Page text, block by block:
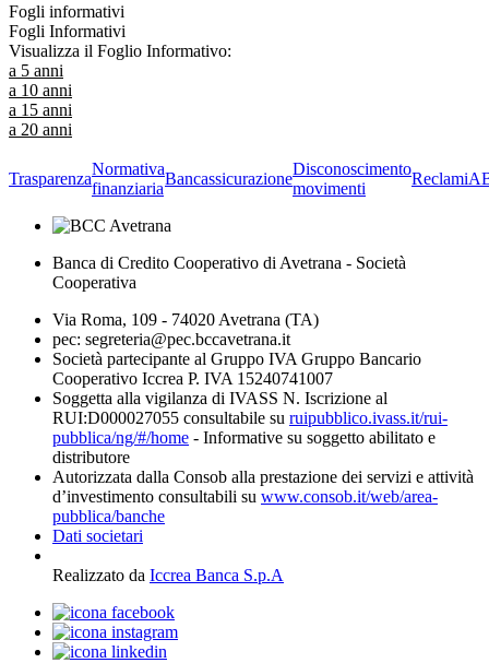
Fogli informativi
Fogli Informativi
Visualizza il Foglio Informativo:
a 5 anni
a 10 anni
a 15 anni
a 20 anni
Trasparenza
Normativa
finanziaria
Bancassicurazione
Disconoscimento
movimenti
Reclami
Banca di Credito Cooperativo di Avetrana - Società
Cooperativa
Via Roma, 109 - 74020 Avetrana (TA)
pec: segreteria@pec.bccavetrana.it
Società partecipante al Gruppo IVA Gruppo Bancario
Cooperativo Iccrea P. IVA 15240741007
Soggetta alla vigilanza di IVASS N. Iscrizione al
RUI:D000027055 consultabile su ruipubblico.ivass.it/rui-
pubblica/ng/#/home - Informative su soggetto abilitato e
distributore
Autorizzata dalla Consob alla prestazione dei servizi e attività
d’investimento consultabili su www.consob.it/web/area-
pubblica/banche
Dati societari
Realizzato da Iccrea Banca S.p.A